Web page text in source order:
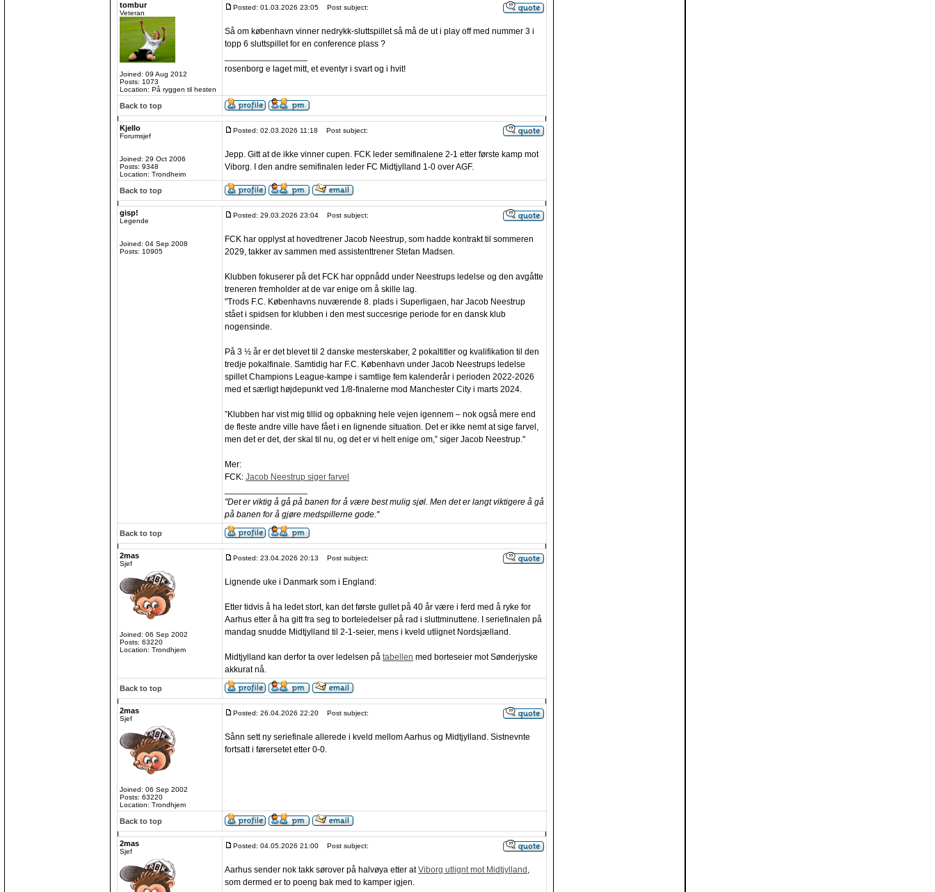
tombur
Veteran
Joined: 09 Aug 2012
Posts: 1073
Location: På ryggen til hesten
Posted: 01.03.2026 23:05 Post subject:
Så om københavn vinner nedrykk-sluttspillet så må de ut i play off med nummer 3 i
topp 6 sluttspillet for en conference plass ?
rosenborg e laget mitt, et eventyr i svart og i hvit!
Back to top
Kjello
Forumsjef
Joined: 29 Oct 2006
Posts: 9348
Location: Trondheim
Posted: 02.03.2026 11:18 Post subject:
Jepp. Gitt at de ikke vinner cupen. FCK leder semifinalene 2-1 etter første kamp mot
Viborg. I den andre semifinalen leder FC Midtjylland 1-0 over AGF.
Back to top
gisp!
Legende
Joined: 04 Sep 2008
Posts: 10905
Posted: 29.03.2026 23:04 Post subject:
FCK har opplyst at hovedtrener Jacob Neestrup, som hadde kontrakt til sommeren
2029, takker av sammen med assistenttrener Stefan Madsen.
Klubben fokuserer på det FCK har oppnådd under Neestrups ledelse og den avgåtte
treneren fremholder at de var enige om å skille lag.
"Trods F.C. Københavns nuværende 8. plads i Superligaen, har Jacob Neestrup
stået i spidsen for klubben i den mest succesrige periode for en dansk klub
nogensinde.
På 3 ½ år er det blevet til 2 danske mesterskaber, 2 pokaltitler og kvalifikation til den
tredje pokalfinale. Samtidig har F.C. København under Jacob Neestrups ledelse
spillet Champions League-kampe i samtlige fem kalenderår i perioden 2022-2026
med et særligt højdepunkt ved 1/8-finalerne mod Manchester City i marts 2024.
”Klubben har vist mig tillid og opbakning hele vejen igennem – nok også mere end
de fleste andre ville have fået i en lignende situation. Det er ikke nemt at sige farvel,
men det er det, der skal til nu, og det er vi helt enige om,” siger Jacob Neestrup."
Mer:
FCK: Jacob Neestrup siger farvel
"Det er viktig å gå på banen for å være best mulig sjøl. Men det er langt viktigere å gå
på banen for å gjøre medspillerne gode."
Back to top
2mas
Sjef
Joined: 06 Sep 2002
Posts: 63220
Location: Trondhjem
Posted: 23.04.2026 20:13 Post subject:
Lignende uke i Danmark som i England:
Etter tidvis å ha ledet stort, kan det første gullet på 40 år være i ferd med å ryke for
Aarhus etter å ha gitt fra seg to borteledelser på rad i sluttminuttene. I seriefinalen på
mandag snudde Midtjylland til 2-1-seier, mens i kveld utlignet Nordsjælland.
Midtjylland kan derfor ta over ledelsen på tabellen med borteseier mot Sønderjyske
akkurat nå.
Back to top
2mas
Sjef
Joined: 06 Sep 2002
Posts: 63220
Location: Trondhjem
Posted: 26.04.2026 22:20 Post subject:
Sånn sett ny seriefinale allerede i kveld mellom Aarhus og Midtjylland. Sistnevnte
fortsatt i førersetet etter 0-0.
Back to top
2mas
Sjef
Posted: 04.05.2026 21:00 Post subject:
Aarhus sender nok takk sørover på halvøya etter atViborg utlignt mot Midtjylland ,
som dermed er to poeng bak med to kamper igjen.